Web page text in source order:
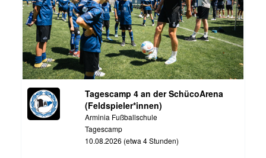
Tagescamp 4 an der SchücoArena
(Feldspieler*innen)
Arminia Fußballschule
Tagescamp
10.08.2026 (etwa 4 Stunden)